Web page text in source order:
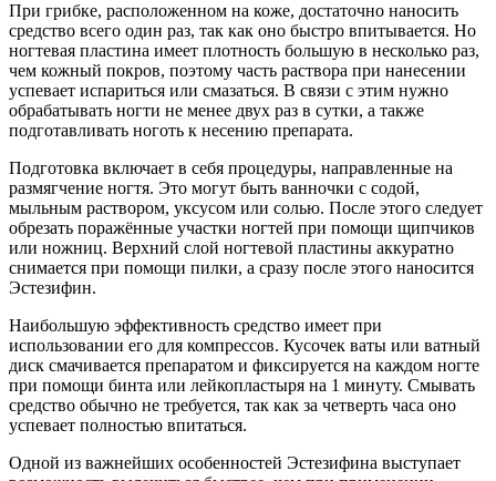
При грибке, расположенном на коже, достаточно наносить
средство всего один раз, так как оно быстро впитывается. Но
ногтевая пластина имеет плотность большую в несколько раз,
чем кожный покров, поэтому часть раствора при нанесении
успевает испариться или смазаться. В связи с этим нужно
обрабатывать ногти не менее двух раз в сутки, а также
подготавливать ноготь к несению препарата.
Подготовка включает в себя процедуры, направленные на
размягчение ногтя. Это могут быть ванночки с содой,
мыльным раствором, уксусом или солью. После этого следует
обрезать поражённые участки ногтей при помощи щипчиков
или ножниц. Верхний слой ногтевой пластины аккуратно
снимается при помощи пилки, а сразу после этого наносится
Эстезифин.
Наибольшую эффективность средство имеет при
использовании его для компрессов. Кусочек ваты или ватный
диск смачивается препаратом и фиксируется на каждом ногте
при помощи бинта или лейкопластыря на 1 минуту. Смывать
средство обычно не требуется, так как за четверть часа оно
успевает полностью впитаться.
Одной из важнейших особенностей Эстезифина выступает